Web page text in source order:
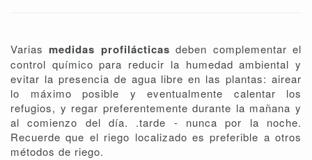
Varias medidas profilácticasdeben complementar el
control químico para reducir la humedad ambiental y
evitar la presencia de agua libre en las plantas: airear
lo máximo posible y eventualmente calentar los
refugios, y regar preferentemente durante la mañana y
al comienzo del día. .tarde - nunca por la noche.
Recuerde que el riego localizado es preferible a otros
métodos de riego.